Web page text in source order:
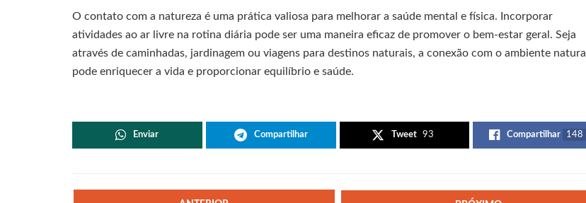
O contato com a natureza é uma prática valiosa para melhorar a saúde mental e física. Incorporar
atividades ao ar livre na rotina diária pode ser uma maneira eficaz de promover o bem-estar geral. Seja
através de caminhadas, jardinagem ou viagens para destinos naturais, a conexão com o ambiente natural
pode enriquecer a vida e proporcionar equilíbrio e saúde.
Enviar Compartilhar Tweet 93 Compartilhar 148